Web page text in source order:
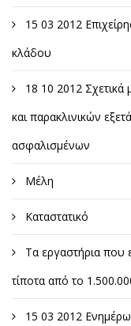
15 03 2012
κλάδου
18 10 2012
και παρακλινικών
ασφαλισμένων
Μέλη
Καταστατικό
Τα εργαστήρια
τίποτα από το
15 03 2012